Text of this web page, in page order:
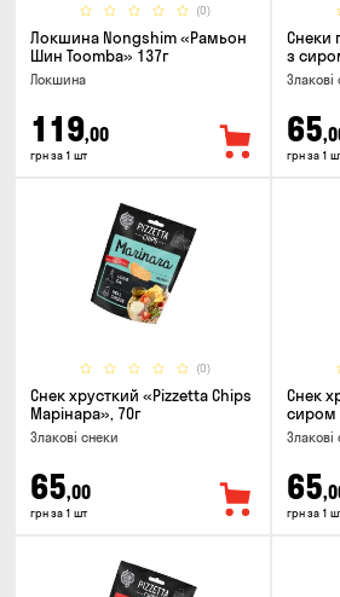
(0)
Локшина Nongshim «Рамьон
Шин Toomba» 137г
Локшина
119,00
грн за 1 шт
Снеки
з
Злакові
65
грн за 1
(0)
Снек хрусткий «Pizzetta Chips
Марінара», 70г
Злакові снеки
65,00
грн за 1 шт
Снек
сиром
Злакові
65
грн за 1